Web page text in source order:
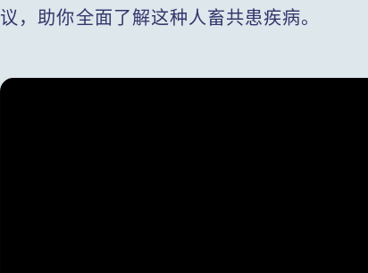
议，助你全面了解这种人畜共患疾病。